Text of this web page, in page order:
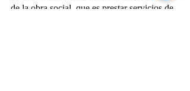
de la obra social, que es prestar servicios de